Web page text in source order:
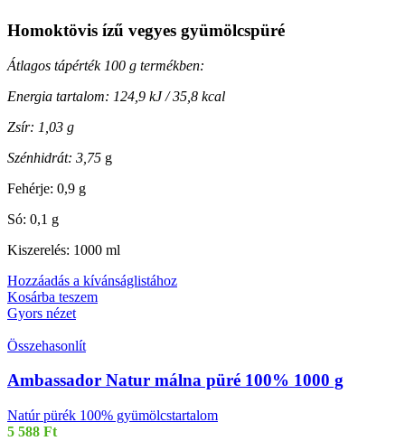
Homoktövis ízű vegyes gyümölcspüré
Átlagos tápérték 100 g termékben:
Energia tartalom: 124,9 kJ / 35,8 kcal
Zsír: 1,03 g
Szénhidrát: 3,75 g
Fehérje: 0,9 g
Só: 0,1 g
Kiszerelés: 1000 ml
Hozzáadás a kívánságlistához
Kosárba teszem
Gyors nézet
Összehasonlít
Ambassador Natur málna püré 100% 1000 g
Natúr pürék 100% gyümölcstartalom
5 588 Ft